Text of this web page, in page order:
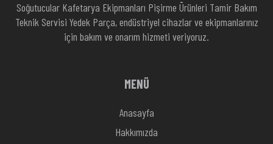
Soğutucular Kafetarya Ekipmanları Pişirme Ürünleri Tamir Bakım
Teknik Servisi Yedek Parça, endüstriyel cihazlar ve ekipmanlarınız
için bakım ve onarım hizmeti veriyoruz.
MENÜ
Anasayfa
Hakkımızda